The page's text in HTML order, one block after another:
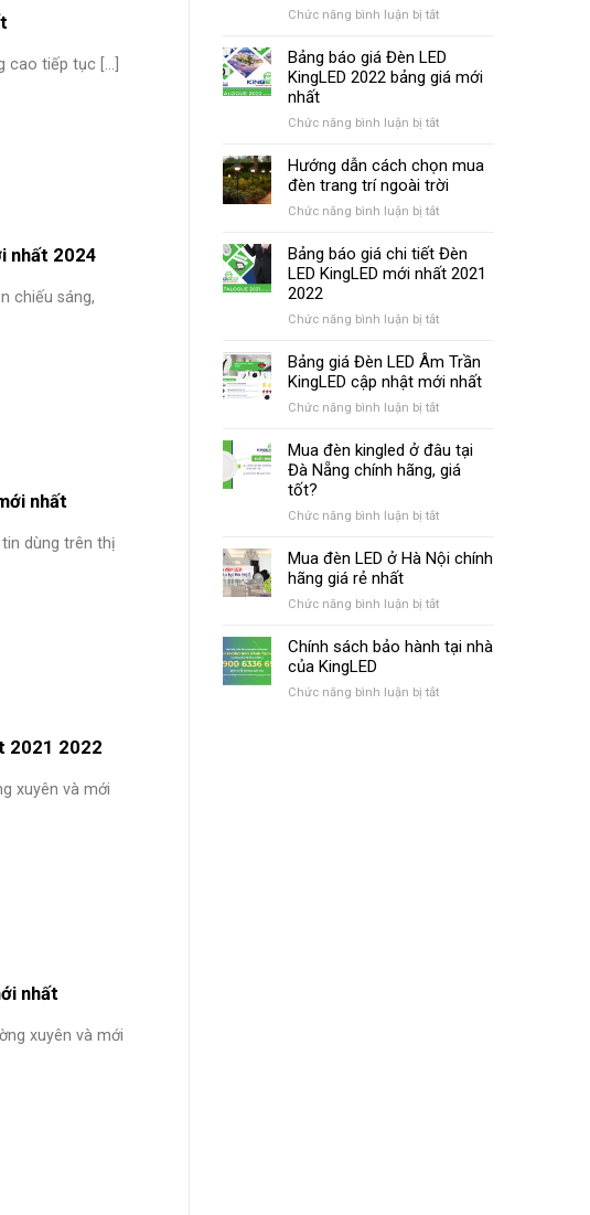
cao tiếp tục [...]
nhất 2024
chiếu sáng,
nhất
dùng trên thị
2021 2022
xuyên và mới
nhất
xuyên và mới
2025
2026
mới
Chức năng bình luận bị tắtở
giá
đèn
Led
chi
–
Bảng
mới
2024
Bảng báo giá Đèn LED
KingLED 2022 bảng giá mới
nhất
Chức năng bình luận bị tắtở
giá
Đèn
LED
2022
bảng
nhất
Hướng dẫn cách chọn mua
đèn trang trí ngoài trời
Chức năng bình luận bị tắtở
dẫn
cách
đèn
trí
ngoài
Bảng báo giá chi tiết Đèn
LED KingLED mới nhất 2021
2022
Chức năng bình luận bị tắtở
báo
giá
chi
tiết
LED
KingLED
2021
Bảng giá Đèn LED Âm Trần
KingLED cập nhật mới nhất
Chức năng bình luận bị tắtở
giá
Đèn
LED
Trần
cập
nhất
Mua đèn kingled ở đâu tại
Đà Nẵng chính hãng, giá
tốt?
Chức năng bình luận bị tắtở
đèn
kingled
đâu
Đà
Mua đèn LED ở Hà Nội chính
hãng giá rẻ nhất
Chức năng bình luận bị tắtở
đèn
LED
Hà
Chính sách bảo hành tại nhà
của KingLED
Chức năng bình luận bị tắtở